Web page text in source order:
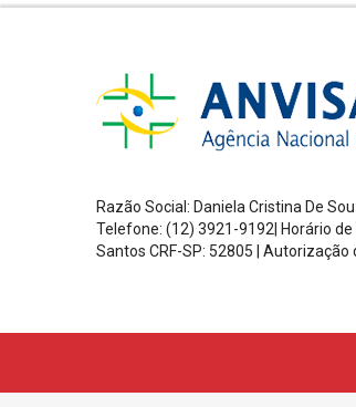
Razão Social: Daniela Cristina De
Telefone: (12) 3921-9192| Horário
Santos CRF-SP: 52805 | Autorização